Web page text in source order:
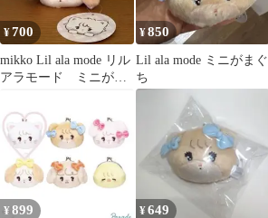
¥700
mikko Lil ala mode リル
アラモード ミニがま
¥850
Lil ala mode ミニがまぐ
ち
¥899 ¥649